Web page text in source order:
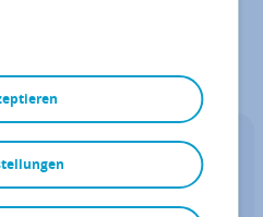
wird entweder über die
oder das Terminal
Assistent für mehr